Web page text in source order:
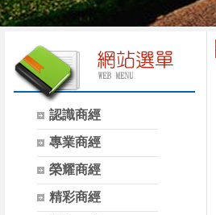
認識商經
專業商經
榮耀商經
精彩商經